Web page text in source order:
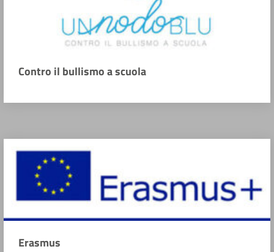
Contro il bullismo a scuola
Erasmus